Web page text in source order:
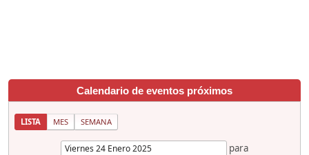
Calendario de eventos próximos
LISTA MES SEMANA
para